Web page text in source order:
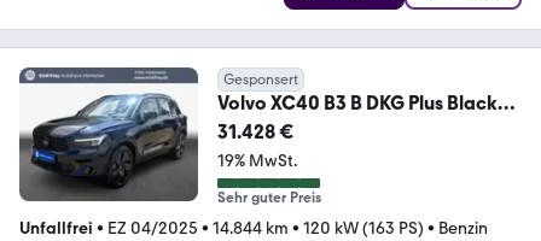
Gesponsert
Volvo XC40 B3 B DKG Plus Black
Edition
31.428 €
19% MwSt.
Sehr guter Preis
Unfallfrei • EZ 04/2025 • 14.844 km • 120 kW (163 PS) • Benzin